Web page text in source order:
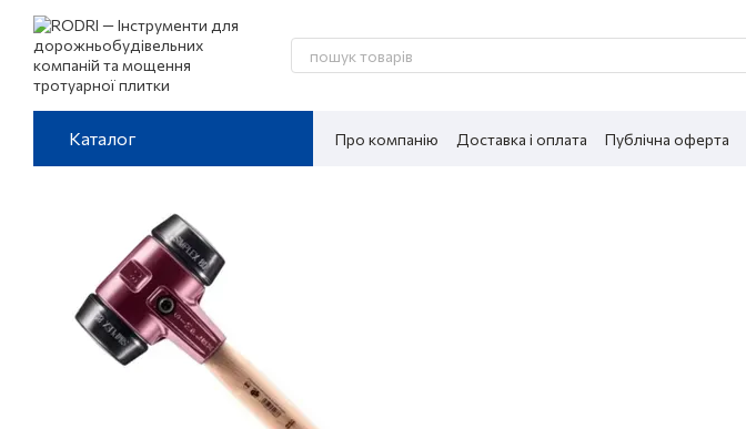
Перейти до основного контенту
Каталог Про компанію Доставка і оплата Публічна оферта